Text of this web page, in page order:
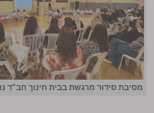
מסיבת סידור מרגשת בבית חינוך חב"ד